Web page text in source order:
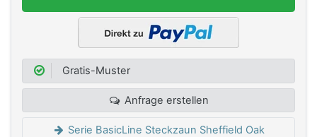
Gratis-Muster
Anfrage erstellen
Serie BasicLine Steckzaun Sheffield Oak